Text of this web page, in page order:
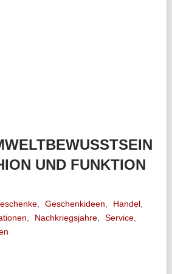
UND FUNKTION
, Geschenkideen, Handel,
, Nachkriegsjahre, Service,